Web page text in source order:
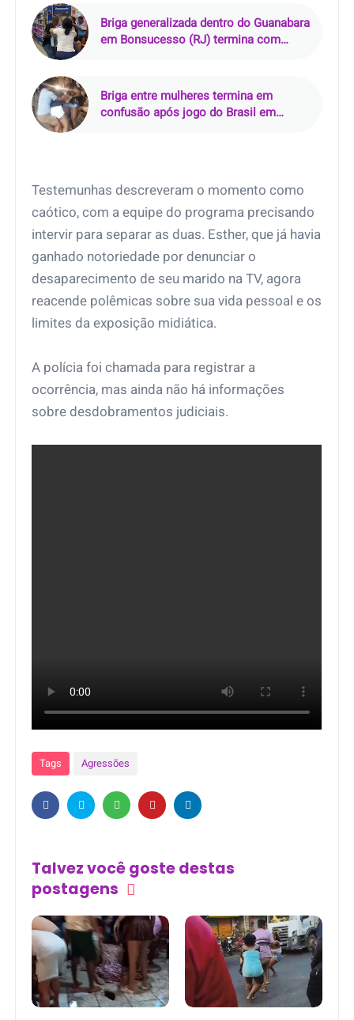
Briga generalizada dentro do Guanabara
em Bonsucesso (RJ) termina com
Briga entre mulheres termina em
confusão após jogo do Brasil em
Testemunhas descreveram o momento como
caótico, com a equipe do programa precisando
intervir para separar as duas. Esther, que já havia
ganhado notoriedade por denunciar o
desaparecimento de seu marido na TV, agora
reacende polêmicas sobre sua vida pessoal e os
limites da exposição midiática.
A polícia foi chamada para registrar a
ocorrência, mas ainda não há informações
sobre desdobramentos judiciais.
Tags Agressões
Talvez você goste destas
postagens